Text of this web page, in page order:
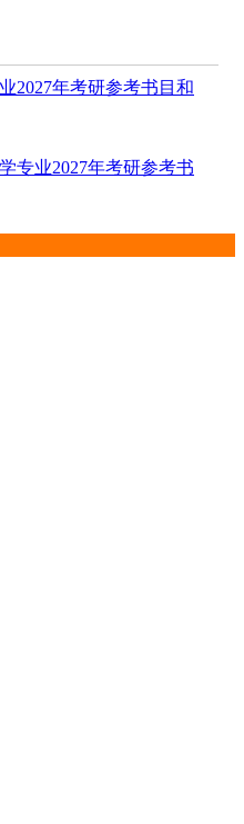
2027年考研参考书目和
专业2027年考研参考书